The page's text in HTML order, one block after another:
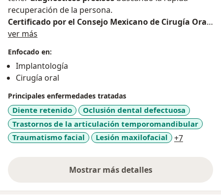
recuperación de la persona.
Certificado por el Consejo Mexicano de Cirugía Oral
y Maxilofacial
Implantology)
Profesor de Cirugía Bucal del Tecnológico de
Monterrey
ver más
Enfocado en:
Implantología
Cirugía oral
Principales enfermedades tratadas
Diente retenido
Oclusión dental defectuosa
Trastornos de la articulación temporomandibular
Traumatismo facial
Lesión maxilofacial +7
Mostrar más detalles
sobre la experiencia